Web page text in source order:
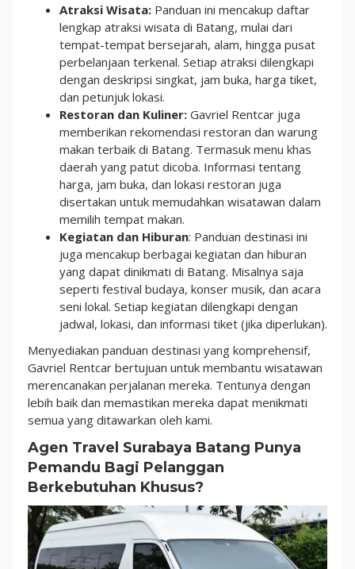
Atraksi Wisata: Panduan ini mencakup daftar
lengkap atraksi wisata di Batang, mulai dari
tempat-tempat bersejarah, alam, hingga pusat
perbelanjaan terkenal. Setiap atraksi dilengkapi
dengan deskripsi singkat, jam buka, harga tiket,
dan petunjuk lokasi.
Restoran dan Kuliner: Gavriel Rentcar juga
memberikan rekomendasi restoran dan warung
makan terbaik di Batang. Termasuk menu khas
daerah yang patut dicoba. Informasi tentang
harga, jam buka, dan lokasi restoran juga
disertakan untuk memudahkan wisatawan dalam
memilih tempat makan.
Kegiatan dan Hiburan: Panduan destinasi ini
juga mencakup berbagai kegiatan dan hiburan
yang dapat dinikmati di Batang. Misalnya saja
seperti festival budaya, konser musik, dan acara
seni lokal. Setiap kegiatan dilengkapi dengan
jadwal, lokasi, dan informasi tiket (jika diperlukan).
Menyediakan panduan destinasi yang komprehensif,
Gavriel Rentcar bertujuan untuk membantu wisatawan
merencanakan perjalanan mereka. Tentunya dengan
lebih baik dan memastikan mereka dapat menikmati
semua yang ditawarkan oleh kami.
Agen Travel Surabaya Batang Punya
Pemandu Bagi Pelanggan
Berkebutuhan Khusus?